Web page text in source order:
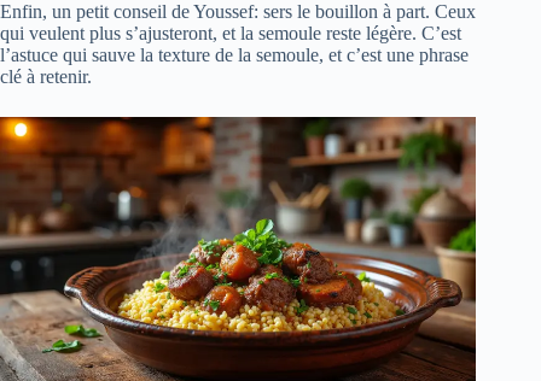
Enfin, un petit conseil de Youssef: sers le bouillon à part. Ceux
qui veulent plus s’ajusteront, et la semoule reste légère. C’est
l’astuce qui sauve la texture de la semoule, et c’est une phrase
clé à retenir.